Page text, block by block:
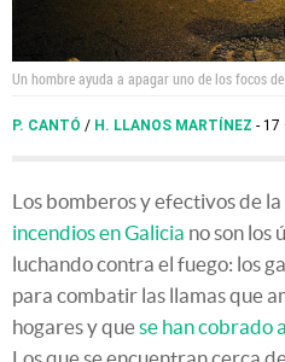
Un hombre ayuda a apagar uno de los focos de
P. CANTÓ / H. LLANOS MARTÍNEZ 17
Los bomberos y efectivos de
incendios en Galicia no son los
luchando contra el fuego: los
para combatir las llamas que
hogares y quese han cobrado
Los que se encuentran cerca